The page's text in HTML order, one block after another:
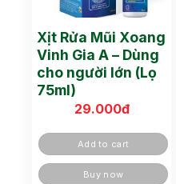
Xịt Rửa Mũi Xoang
Vinh Gia A – Dùng
cho người lớn (Lọ
75ml)
29.000đ
Add to cart
Buy now